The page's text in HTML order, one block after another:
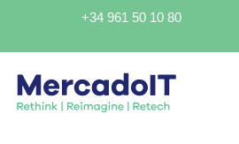
contenido
+34 961 50 10 80